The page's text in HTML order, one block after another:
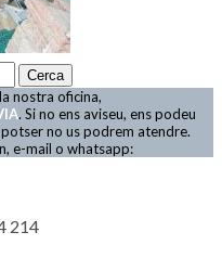
nostra oficina,
. Si no ens aviseu, ens podeu
no us podrem atendre.
e-mail o whatsapp:
214